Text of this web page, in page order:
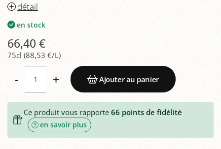
détail
en stock
66,40 €
75cl (88,53 €/L)
- + Ajouter au panier
Ce produit vous rapporte66 points de fidélité
en savoir plus